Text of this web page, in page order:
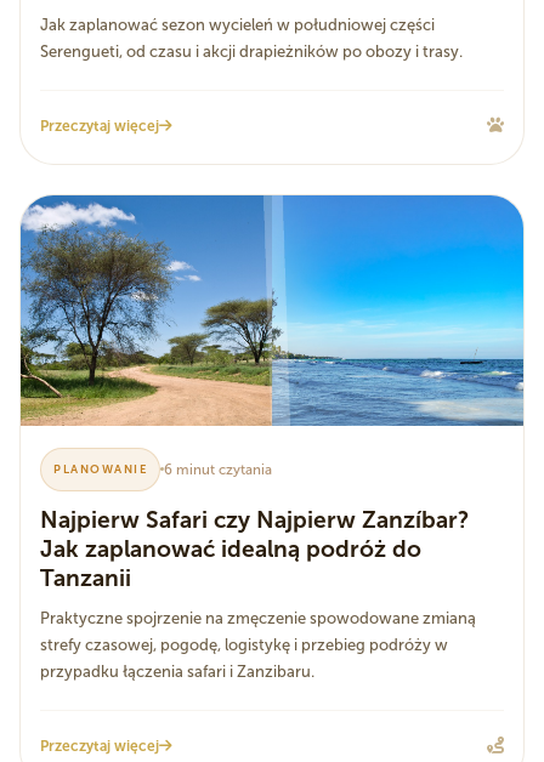
Jak zaplanować sezon wycieleń w południowej części
Serengueti, od czasu i akcji drapieżników po obozy i trasy.
Przeczytaj więcej
PLANOWANIE 6 minut czytania
Najpierw Safari czy Najpierw Zanzíbar?
Jak zaplanować idealną podróż do
Tanzanii
Praktyczne spojrzenie na zmęczenie spowodowane zmianą
strefy czasowej, pogodę, logistykę i przebieg podróży w
przypadku łączenia safari i Zanzibaru.
Przeczytaj więcej